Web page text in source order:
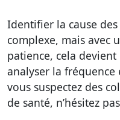
Identifier la cause
complexe, mais avec
patience, cela
analyser la fréquence
vous suspectez des
de santé, n’hésitez